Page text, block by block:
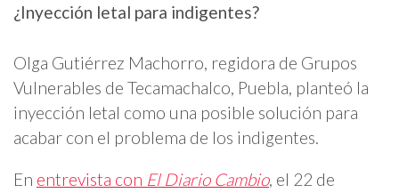
¿Inyección letal para indigentes?
Olga Gutiérrez Machorro, regidora de Grupos
Vulnerables de Tecamachalco, Puebla, planteó la
inyección letal como una posible solución para
acabar con el problema de los indigentes.
En entrevista con El Diario Cambio, el 22 de